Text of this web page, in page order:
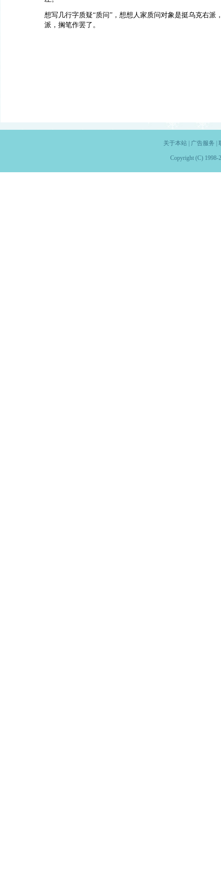
想写几行字质疑“质问”，想想人家质问对象是挺乌克右派
派，搁笔作罢了。
关于本站| 广告服务
Copyright (C) 1998-